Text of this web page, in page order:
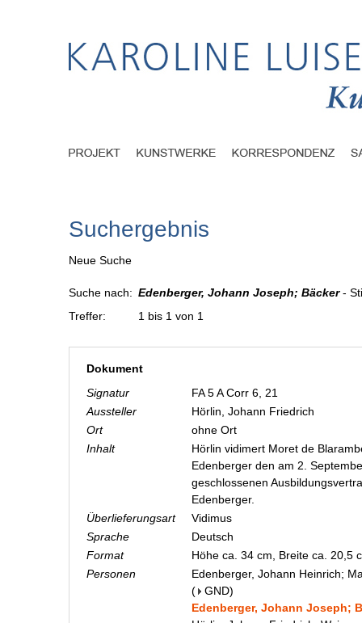
Suchergebnis
Neue Suche
Suche nach: Edenberger, Johann Joseph; Bäcker-
Treffer:
1 bis 1 von 1
Dokument
Signatur
FA 5 A Corr 6, 21
Aussteller
Hörlin, Johann Friedrich
Ort
ohne Ort
Inhalt
Hörlin vidimert Moret de
Edenberger den am 2.
geschlossenen
Edenberger.
Überlieferungsart
Vidimus
Sprache
Deutsch
Format
Höhe ca. 34 cm, Breite ca. 20,5
Personen
Edenberger, Johann Heinrich;
(
GND)
Edenberger, Johann Joseph;